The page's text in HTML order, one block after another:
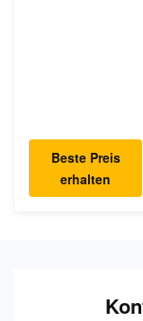
Beste Preis
erhalten